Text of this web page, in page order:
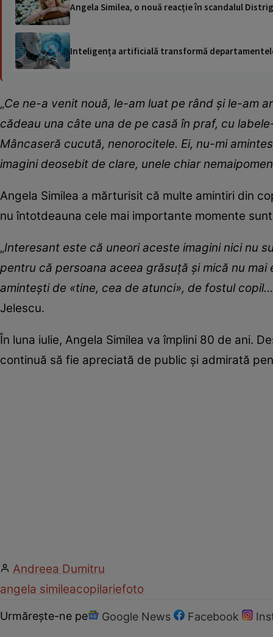
Angela Similea, o nouă reacție în scandalul
Inteligența artificială transformă
„Ce ne-a venit nouă, le-am luat pe rând și le-am
cădeau una câte una de pe casă în praf, cu
Mâncaseră cucută, nenorocitele. Ei, nu-mi
imagini deosebit de clare, unele chiar
Angela Similea a mărturisit că multe amintiri din
nu întotdeauna cele mai importante momente
„Interesant este că uneori aceste imagini nici nu
pentru că persoana aceea grăsuță și mică nu
amintești de «tine, cea de atunci», de fostul copil…
Jelescu.
În luna iulie, Angela Similea va împlini 80 de ani.
continuă să fie apreciată de public și admirată
Andreea Dumitru
angela simileacopilariefoto
Urmărește-ne pe Google News Facebook